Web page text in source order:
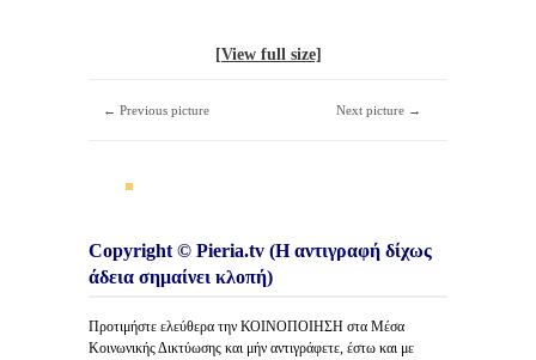
[View full size]
← Previous picture Next picture →
Copyright © Pieria.tv (Η αντιγραφή δίχως
άδεια σημαίνει κλοπή)
Προτιμήστε ελεύθερα την ΚΟΙΝΟΠΟΙΗΣΗ στα Μέσα
Κοινωνικής Δικτύωσης και μήν αντιγράφετε, έστω και με